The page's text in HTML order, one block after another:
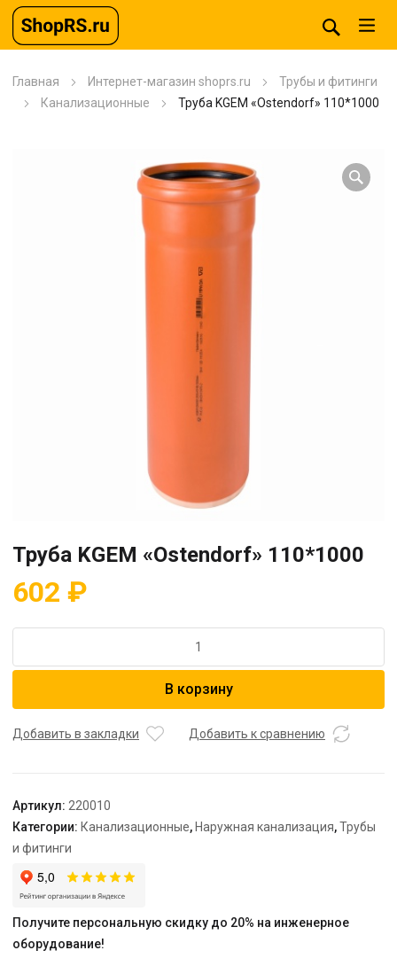
Главная Интернет-магазин shoprs.ru
Трубы и фитинги
Канализационные
Труба KGEM «Ostendorf» 110*1000
Труба KGEM «Ostendorf» 110*1000
602 ₽
Труба
110*1000
В корзину
Добавить в закладки Добавить к сравнению
Артикул: 220010
Категории: Канализационные, Наружная канализация,Трубы
и фитинги
Получите персональную скидку до 20% на инженерное
оборудование!